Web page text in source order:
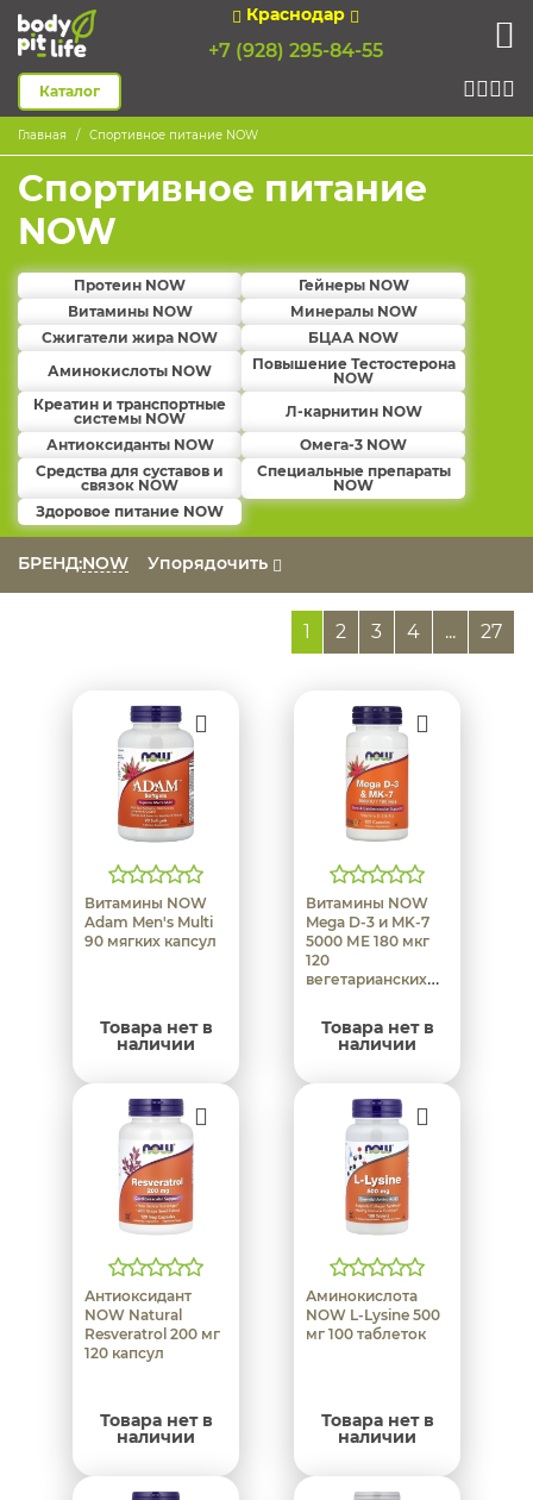
Краснодар
+7 (928) 295-84-55
Каталог
Главная Спортивное питание NOW
Спортивное питание
NOW
Протеин NOW
Гейнеры NOW
Витамины NOW
Минералы NOW
Сжигатели жира NOW
БЦАА NOW
Аминокислоты NOW
Повышение Тестостерона
NOW
Креатин и транспортные
системы NOW
Л-карнитин NOW
Антиоксиданты NOW
Омега-3 NOW
Средства для суставов и
связок NOW
Специальные препараты
NOW
Здоровое питание NOW
БРЕНД:NOW Упорядочить
1 2 3 4 ... 27
Витамины NOW
Adam Men's Multi
90 мягких капсул
Товара нет в
наличии
Витамины NOW
Mega D-3 и MK-7
5000 МЕ 180 мкг
120
вегетарианских
Товара нет в
наличии
Антиоксидант
NOW Natural
Resveratrol 200 мг
120 капсул
Товара нет в
наличии
Аминокислота
NOW L-Lysine 500
мг 100 таблеток
Товара нет в
наличии